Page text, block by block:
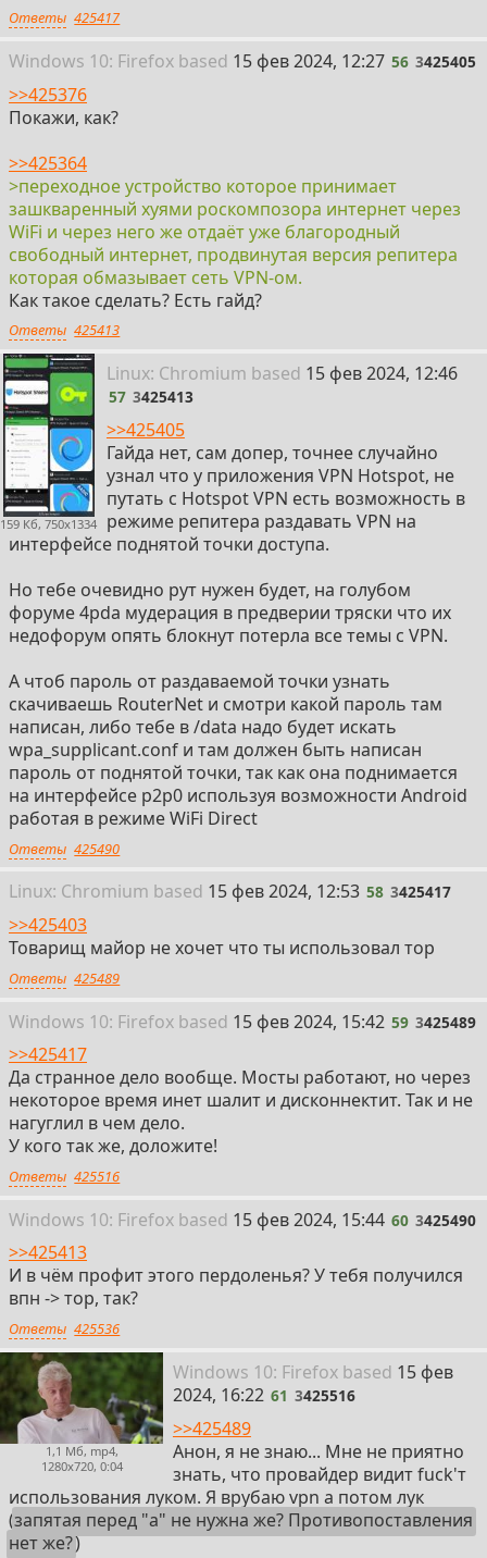
Ответы 425417
Windows 10: Firefox based 56
15 фев 2024, 12:27 56 3425405
>>425376
Покажи, как?
>>425364
>переходное устройство которое принимает
зашкваренный хуями роскомпозора интернет через
WiFi и через него же отдаёт уже благородный
свободный интернет, продвинутая версия репитера
которая обмазывает сеть VPN-ом.
Как такое сделать? Есть гайд?
Ответы 425413
159 Кб, 750x1334
Linux: Chromium based 57
15 фев 2024, 12:46
57 3425413
>>425405
Гайда нет, сам допер, точнее случайно
узнал что у приложения VPN Hotspot, не
путать с Hotspot VPN есть возможность в
режиме репитера раздавать VPN на
интерфейсе поднятой точки доступа.
Но тебе очевидно рут нужен будет, на голубом
форуме 4pda мудерация в предверии тряски что их
недофорум опять блокнут потерла все темы с VPN.
А чтоб пароль от раздаваемой точки узнать
скачиваешь RouterNet и смотри какой пароль там
написан, либо тебе в /data надо будет искать
wpa_supplicant.conf и там должен быть написан
пароль от поднятой точки, так как она поднимается
на интерфейсе p2p0 используя возможности Android
работая в режиме WiFi Direct
Ответы 425490
Linux: Chromium based 58
15 фев 2024, 12:53 58 3425417
>>425403
Товарищ майор не хочет что ты использовал тор
Ответы 425489
Windows 10: Firefox based 59
15 фев 2024, 15:42 59 3425489
>>425417
Да странное дело вообще. Мосты работают, но через
некоторое время инет шалит и дисконнектит. Так и не
нагуглил в чем дело.
У кого так же, доложите!
Ответы 425516
Windows 10: Firefox based 60
15 фев 2024, 15:44 60 3425490
>>425413
И в чём профит этого пердоленья? У тебя получился
впн -> тор, так?
Ответы 425536
1,1 Мб, mp4,
1280x720, 0:04
Windows 10: Firefoxbased 61
15 фев
2024, 16:22 61 3425516
>>425489
Анон, я не знаю... Мне не приятно
знать, что провайдер видит fuck'т
использования луком. Я врубаю vpn а потом лук
(запятая перед "а" не нужна же? Противопоставления
нет же?)